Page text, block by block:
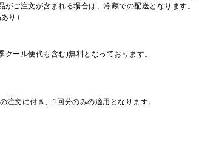
ご注文が含まれる場合は、冷蔵での配送となります。
り）
ール便代も含む)無料となっております。
文に付き、1回分のみの適用となります。